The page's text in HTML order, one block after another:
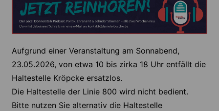
Aufgrund einer Veranstaltung am Sonnabend,
23.05.2026, von etwa 10 bis zirka 18 Uhr entfällt die
Haltestelle Kröpcke ersatzlos.
Die Haltestelle der Linie 800 wird nicht bedient.
Bitte nutzen Sie alternativ die Haltestelle